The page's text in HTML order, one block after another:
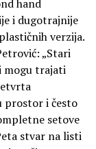
hand
i dugotrajnije
verzija.
„Stari
mogu trajati
prostor i često
setove
stvar na listi